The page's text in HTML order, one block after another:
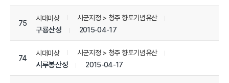
75
시대미상 시군지정 > 청주 향토기념유산
구룡산성 2015-04-17
74
시대미상 시군지정 > 청주 향토기념유산
시루봉산성 2015-04-17